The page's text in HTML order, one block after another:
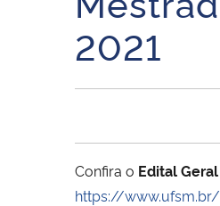
2021
Confira o Edital Geral
https://